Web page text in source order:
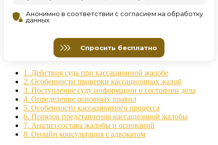
1. Действия суда при кассационной жалобе
2. Особенности проверки кассационных жалоб
3. Поступление суду информации о состоянии дела
4. Определение основных правил
5. Особенности кассационного процесса
6. Порядок представления кассационной жалобы
7. Анализ состава жалобы и оснований
8. Онлайн консультация с адвокатом